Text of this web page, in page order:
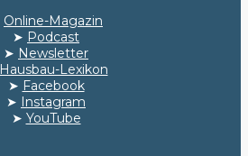
Online-Magazin
➤ Podcast
➤ Newsletter
Hausbau-Lexikon
➤ Facebook
➤
Instagram
➤ YouTube